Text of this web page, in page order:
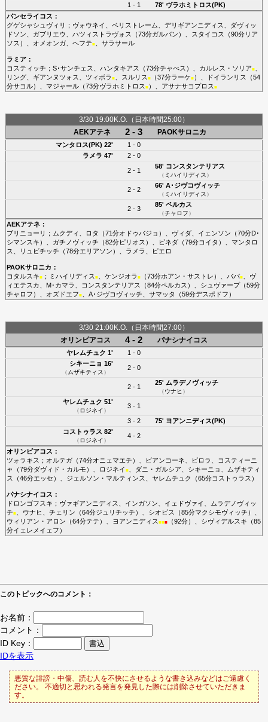
1 - 1 78' ヴラホミトロス(PK)
パンセライコス ：
グゲシャシュヴィリ
； ヴォウネイ ベリストレーム デリギアンニディス
ダヴィッ
ドソン
ガブリエウ ハツィストラヴォス （73分ガルバン ）、 スタイコス （90分リア
ソス ）、 オメオンガ、 ヘフテ■、 サラサール
ラミア：
コスティッチ ； S･サンチェス ハンタキアス （73分チャべス ）、 カルレス・ソリア■、
リング、 ギアンヌツォス ツィボラ ■、 スルリス ■（37分ラーケ■）、 ドイランリス
（54
分サコル）、 マジャール（73分ヴラホミトロス ■）、 アサナサコプロス ■
3/30 19:00K.O.（日本時間25:00）
AEKアテネ
2 - 3 PAOKサロニカ
マンタロス(PK) 22'
1 - 0
ラメラ 47' 2 - 0
2 - 1
58' コンスタンテリアス
（ ミハイリディス ）
2 - 2
66' A･ジヴコヴィッチ
（ ミハイリディス ）
2 - 3
85' ペルカス
（チャロフ）
AEKアテネ：
ブリニョーリ
； ムクディ ロタ （71分オドゥバジョ ）、 ヴィダ、 イェンソン （70分D･
シマンスキ ）、 ガチノヴィッチ （82分ピリオス ）、 ピネダ（79分コイタ ）、 マンタロ
ス
リュビチッチ （78分エリアソン ）、 ラメラ ピエロ
PAOKサロニカ ：
コタルスキ■； ミハイリディス ■、 ケンジオラ ■（73分ホアン・サストレ ）、 ババ■、 ヴ
ィエテスカ
M･カマラ コンスタンテリアス （84分ペルカス ）、 シュヴァープ（59分
チャロフ ）、 オズドエフ■、 A･ジヴコヴィッチ サマッタ （59分デスポドフ ）
3/30 21:00K.O.（日本時間27:00）
オリンピアコス
4 - 2 パナシナイコス
ヤレムチュク 1'
1 - 0
シキーニョ 16'
（ ムザキティス ）
2 - 0
2 - 1
25' ムラデノヴィッチ
（ウナヒ ）
ヤレムチュク 51'
（ロジネイ ）
3 - 1
3 - 2 75' ヨアンニディス(PK)
コストゥラス 82'
（ロジネイ ）
4 - 2
オリンピアコス ：
ツォラキス ； オルテガ（74分オニェマエチ ）、 ビアンコーネ ピロラ
コスティーニ
ャ
（79分ダヴィド・カルモ）、 ロジネイ ■、 ダニ・ガルシア シキーニョ
ムザキティ
ス
（46分エッセ ）、 ジェルソン・マルティンス ヤレムチュク （65分コストゥラス ）
パナシナイコス ：
ドロンゴフスキ ； ヴァギアンニディス インガソン イェドヴァイ
ムラデノヴィッ
チ■、 ウナヒ チェリン （64分ジュリチッチ ）、 シオピス （85分マクシモヴィッチ ）、
ウィリアン・アロン （64分テテ ）、 ヨアンニディス ■■■（92分）、 シヴィデルスキ （85
分イェレメイェフ ）
このトピックへのコメント：
お名前：
コメント：
ID Key：
IDを表示
悪質な誹謗・中傷、読む人を不快にさせるような書き込みなどはご遠慮く
ださい。 不適切と思われる発言を発見した際には削除させていただきま
す。